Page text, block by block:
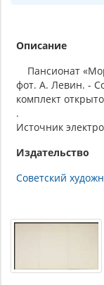
Описание
Пансионат
фот. А. Левин. -
комплект
.
Источник
Издательство
Советский